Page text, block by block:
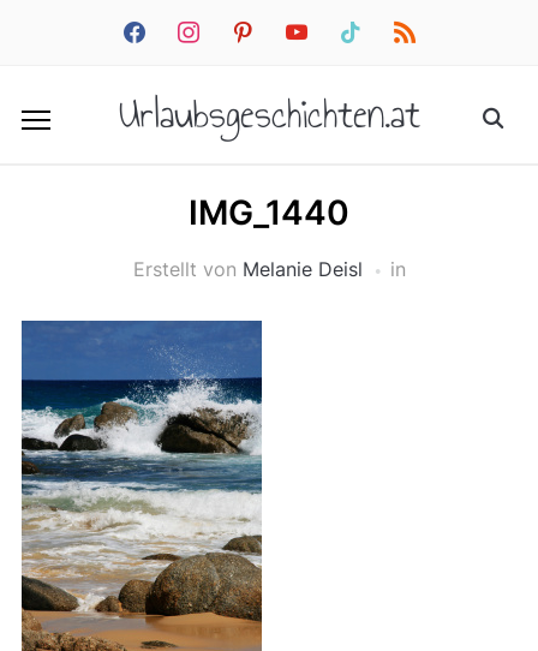
facebookinstagrampinterestyoutube tiktok rss
Urlaubsgeschichten.at
IMG_1440
Erstellt von Melanie Deisl in